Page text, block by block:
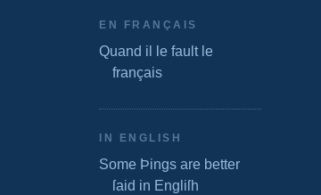
EN FRANÇAIS
Quand il le fault le
français
IN ENGLISH
Some Þings are better
ſaid in Engliſh